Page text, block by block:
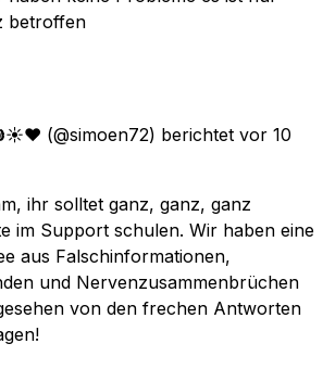
betroffen
🐿️☀️❤️ (@simoen72) berichtet vor 10
ihr solltet ganz, ganz, ganz
im Support schulen. Wir haben eine
aus Falschinformationen,
und Nervenzusammenbrüchen
von den frechen Antworten